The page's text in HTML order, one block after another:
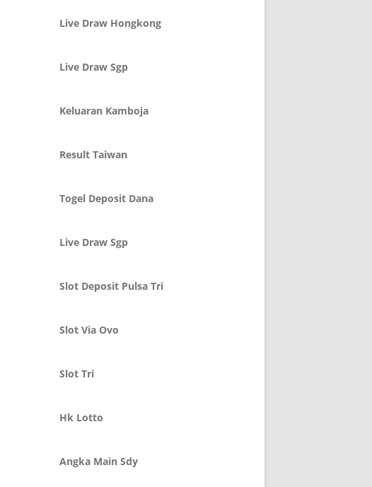
Live Draw Hongkong
Live Draw Sgp
Keluaran Kamboja
Result Taiwan
Togel Deposit Dana
Live Draw Sgp
Slot Deposit Pulsa Tri
Slot Via Ovo
Slot Tri
Hk Lotto
Angka Main Sdy